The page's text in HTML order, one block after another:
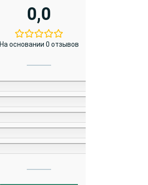
0,0
На основании 0 отзывов